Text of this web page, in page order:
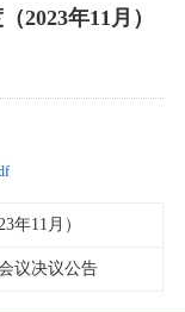
2023年11月）
年11月）
议决议公告